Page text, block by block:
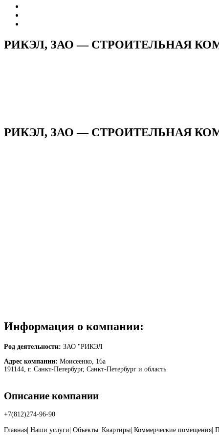
РИКЭЛ, ЗАО — СТРОИТЕЛЬНАЯ
РИКЭЛ, ЗАО — СТРОИТЕЛЬНАЯ
Информация о компании:
Род деятельности: ЗАО "РИКЭЛ
Адрес компании: Моисеенко, 16а
191144, г. Санкт-Петербург, Санкт-Петербург и область
Описание компании
+7(812)274-96-90
Главная| Наши услуги| Объекты| Квартиры| Коммерческие помещения|